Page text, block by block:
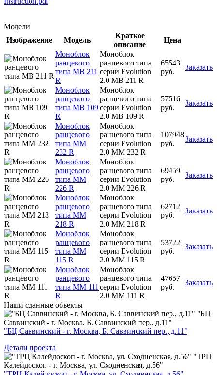
Модели
Изображение
Модель
Краткое
описание
Цена
Моноблок
ранцевого
типа MB 211
R
Моноблок
ранцевого типа
серии Evolution
2.0 MB 211 R
65543
руб.
Заказать
Моноблок
ранцевого
типа MB 109
R
Моноблок
ранцевого типа
серии Evolution
2.0 MB 109 R
57516
руб.
Заказать
Моноблок
ранцевого
типа MM
232 R
Моноблок
ранцевого типа
серии Evolution
2.0 MM 232 R
107948
руб.
Заказать
Моноблок
ранцевого
типа MM
226 R
Моноблок
ранцевого типа
серии Evolution
2.0 MM 226 R
69459
руб.
Заказать
Моноблок
ранцевого
типа MM
218 R
Моноблок
ранцевого типа
серии Evolution
2.0 MM 218 R
62712
руб.
Заказать
Моноблок
ранцевого
типа MM
115 R
Моноблок
ранцевого типа
серии Evolution
2.0 MM 115 R
53722
руб.
Заказать
Моноблок
ранцевого
типа MM 111
R
Моноблок
ранцевого типа
серии Evolution
2.0 MM 111 R
47657
руб.
Заказать
Наши сданные объекты
"БЦ
Саввинский - г. Москва, Б. Саввинский пер., д.11"
"БЦ Саввинский - г. Москва, Б. Саввинский пер., д.11"
Детали проекта
"ТРЦ
Калейдоскоп - г. Москва, ул. Сходненская, д.56"